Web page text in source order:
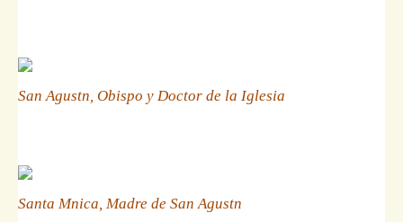
San Agustn, Obispo y Doctor de la Iglesia
Santa Mnica, Madre de San Agustn